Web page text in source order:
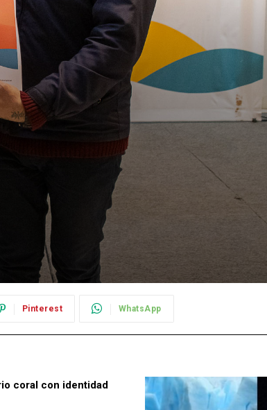
Pinterest WhatsApp
coral con identidad